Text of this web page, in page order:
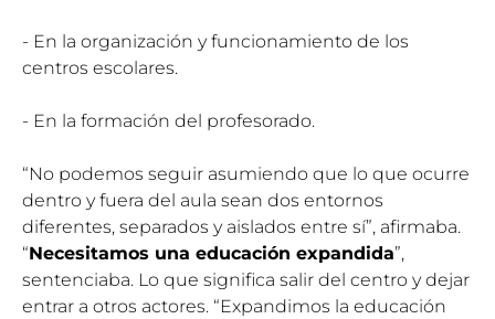
- En la organización y funcionamiento de los
centros escolares.
- En la formación del profesorado.
“No podemos seguir asumiendo que lo que ocurre
dentro y fuera del aula sean dos entornos
diferentes, separados y aislados entre sí”, afirmaba.
“Necesitamos una educación expandida”,
sentenciaba. Lo que significa salir del centro y dejar
entrar a otros actores. “Expandimos la educación